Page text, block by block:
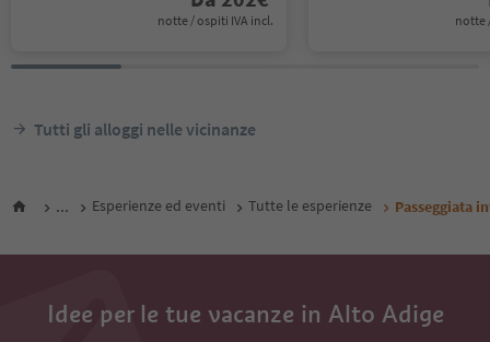
notte / ospiti IVA incl. notte
Tutti gli alloggi nelle vicinanze
... Esperienze ed eventi Tutte le esperienze Passeggiata
Idee per le tue vacanze in Alto Adige